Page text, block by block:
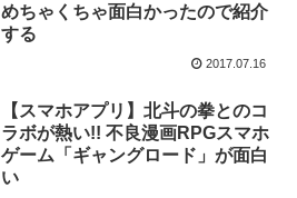
めちゃくちゃ面白かったので紹介
する
2017.07.16
【スマホアプリ】北斗の拳とのコ
ラボが熱い!! 不良漫画RPGスマホ
ゲーム「ギャングロード」が面白
い